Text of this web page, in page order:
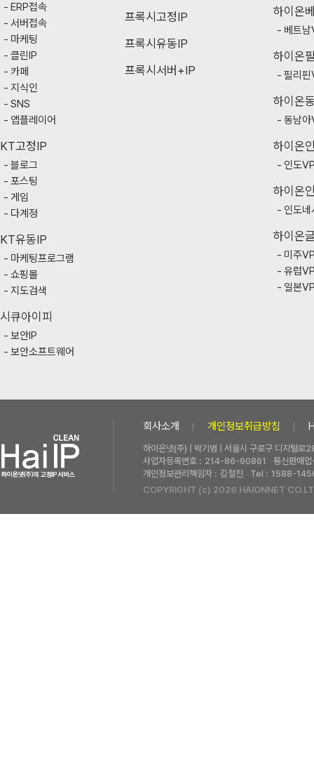
ERP접속
서버접속
마케팅
클린IP
카페
지식인
SNS
앱플레이어
KT고정IP
블로그
포스팅
게임
다계정
KT유동IP
마케팅프로그램
쇼핑몰
지도검색
시큐아이피
보안IP
보안소프트웨어
프록시고정IP
프록시유동IP
프록시서버+IP
하이온
베트
하이온
필리
하이온
동남
하이온
인도
하이온
인도
하이온
미주
유럽
일본
회사소개 개인정보취급방침
하이온넷(주) | 박기범 | 서울시 구로구 디지털
사업자등록번호 : 214-86-90861
통신판매
개인정보관리책임자 : 김철진 Tel : 1588-
COPYRIGHT (c) 2026 HAIONNET